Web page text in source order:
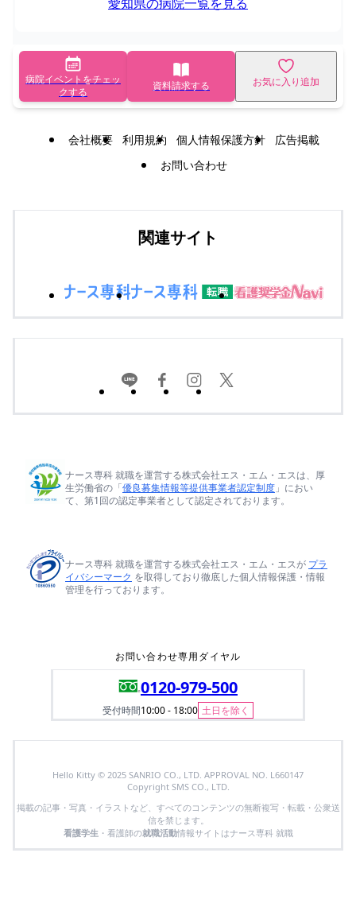
病院イベントをチェッ
クする
資料請求する お気に入り追加
会社概要 利用規約 個人情報保護方針
広告掲載
お問い合わせ
関連サイト
ナース専科 就職を運営する株式会社エス・エム・エスは、厚
生労働省の「優良募集情報等提供事業者認定制度 」におい
て、第1回の認定事業者として認定されております。
ナース専科 就職を運営する株式会社エス・エム・エスが プラ
イバシーマーク を取得しており徹底した個人情報保護・情報
管理を行っております。
お問い合わせ専用ダイヤル
0120-979-500
受付時間10:00 - 18:00 土日を除く
Hello Kitty © 2025 SANRIO CO., LTD. APPROVAL NO. L660147
Copyright SMS CO., LTD.
掲載の記事・写真・イラストなど、すべてのコンテンツの無断複写・転載・公衆送
信を禁じます。
看護学生・看護師の就職活動情報サイトはナース専科 就職